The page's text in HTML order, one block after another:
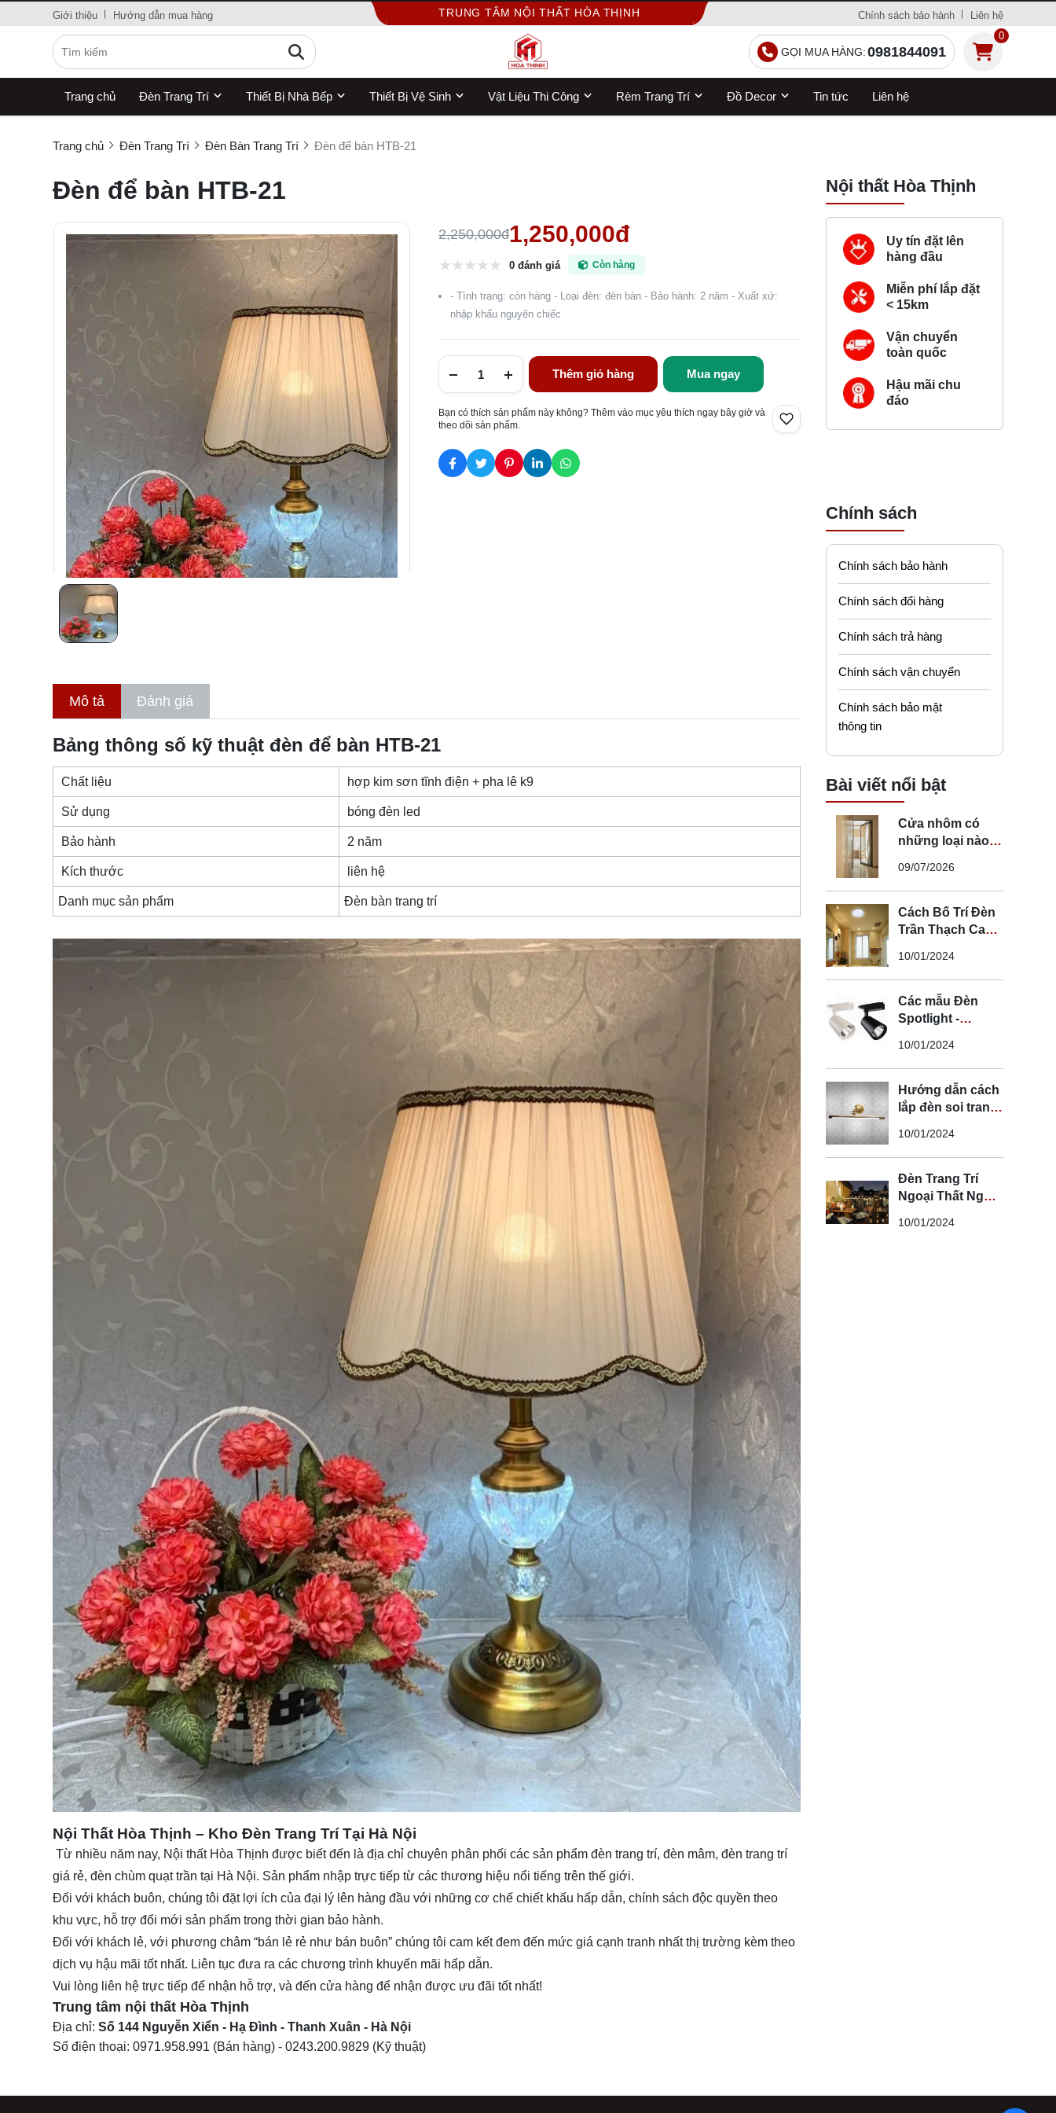
Giới thiệu Hướng dẫn mua hàng TRUNG TÂM NỘI THẤT HÒA THỊNH Chính sách bảo hành Liên hệ
GỌI MUA HÀNG:0981844091
0
Trang chủ Đèn Trang Trí Thiết Bị Nhà Bếp Thiết Bị Vệ Sinh Vật Liệu Thi Công Rèm Trang Trí Đồ Decor Tin tức Liên hệ
Trang chủ Đèn Trang Trí Đèn Bàn Trang Trí Đèn để bàn HTB-21
Đèn để bàn HTB-21
2,250,000đ1,250,000đ
0 đánh giá Còn hàng
- Tình trạng: còn hàng - Loại đèn: đèn bàn - Bảo hành: 2 năm - Xuất xứ:
nhập khẩu nguyên chiếc
Thêm giỏ hàng Mua ngay
Bạn có thích sản phẩm này không? Thêm vào mục yêu thích ngay bây giờ và
theo dõi sản phẩm.
Mô tả Đánh giá
Bảng thông số kỹ thuật đèn để bàn HTB-21
Chất liệu hợp kim sơn tĩnh điện + pha lê k9
Sử dụng bóng đèn led
Bảo hành 2 năm
Kích thước liên hệ
Danh mục sản phẩm Đèn bàn trang trí
Nội Thất Hòa Thịnh – Kho Đèn Trang Trí Tại Hà Nội
Từ nhiều năm nay, Nội thất Hòa Thịnh được biết đến là địa chỉ chuyên phân phối các sản phẩm đèn trang trí, đèn mâm, đèn trang trí
giá rẻ, đèn chùm quạt trần tại Hà Nội. Sản phẩm nhập trực tiếp từ các thương hiệu nổi tiếng trên thế giới.
Đối với khách buôn, chúng tôi đặt lợi ích của đại lý lên hàng đầu với những cơ chế chiết khấu hấp dẫn, chính sách độc quyền theo
khu vực, hỗ trợ đổi mới sản phẩm trong thời gian bảo hành.
Đối với khách lẻ, với phương châm “bán lẻ rẻ như bán buôn” chúng tôi cam kết đem đến mức giá cạnh tranh nhất thị trường kèm theo
dịch vụ hậu mãi tốt nhất. Liên tục đưa ra các chương trình khuyến mãi hấp dẫn.
Vui lòng liên hệ trực tiếp để nhận hỗ trợ, và đến cửa hàng để nhận được ưu đãi tốt nhất!
Trung tâm nội thất Hòa Thịnh
Địa chỉ: Số 144 Nguyễn Xiển - Hạ Đình - Thanh Xuân - Hà Nội
Số điện thoại: 0971.958.991 (Bán hàng) - 0243.200.9829 (Kỹ thuật)
Nội thất Hòa Thịnh
Uy tín đặt lên
hàng đầu
Miễn phí lắp đặt
< 15km
Vận chuyển
toàn quốc
Hậu mãi chu
đáo
Chính sách
Chính sách bảo hành
Chính sách đổi hàng
Chính sách trả hàng
Chính sách vận chuyển
Chính sách bảo mật
thông tin
Bài viết nổi bật
Cửa nhôm có
những loại nào?
nhôm phù hợp
09/07/2026
Cách Bố Trí Đèn
Trần Thạch Cao
Lắp Đèn Trần
Thạch Cao
10/01/2024
Các mẫu Đèn
Spotlight -
- Spotlight rọi ray
10/01/2024
Hướng dẫn cách
lắp đèn soi tranh
an toàn
10/01/2024
Đèn Trang Trí
Ngoại Thất Ngoài
Thất Trang Trí
10/01/2024